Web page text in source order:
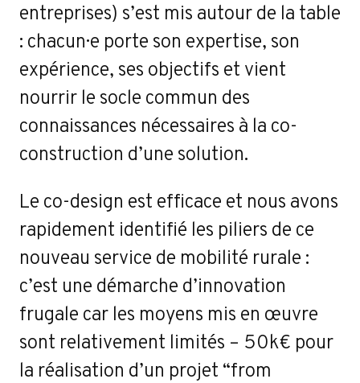
entreprises) s’est mis autour de la table
: chacun·e porte son expertise, son
expérience, ses objectifs et vient
nourrir le socle commun des
connaissances nécessaires à la co-
construction d’une solution.
Le co-design est efficace et nous avons
rapidement identifié les piliers de ce
nouveau service de mobilité rurale :
c’est une démarche d’innovation
frugale car les moyens mis en œuvre
sont relativement limités – 50k€ pour
la réalisation d’un projet “from